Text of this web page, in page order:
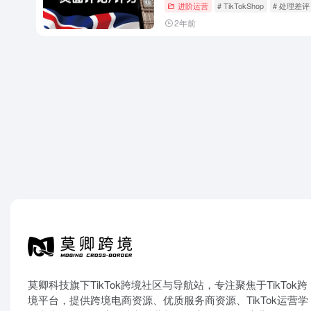
进阶运营 # TikTokShop # 处理差评
2年前
莫卿科技旗下TikTok跨境社区与导航站，专注聚焦于TikTok跨
境平台，提供跨境电商资源、优质服务商资源、TikTok运营学